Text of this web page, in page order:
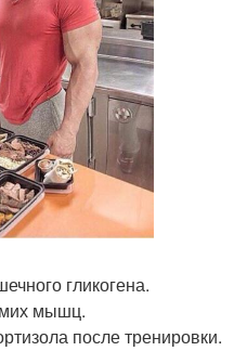
гликогена.
мышц.
после тренировки.